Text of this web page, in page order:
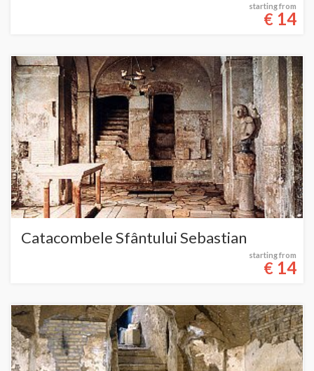
starting from
€ 14
Catacombele Sfântului Sebastian
starting from
€ 14